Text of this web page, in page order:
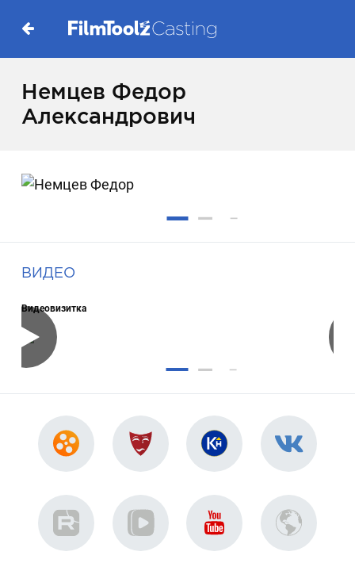
Немцев Федор
Александрович
ВИДЕО
Видеовизитка